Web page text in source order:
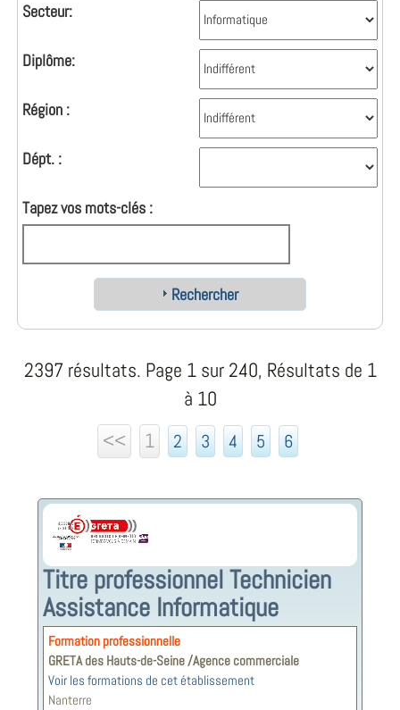
Secteur:
Diplôme:
Région :
Dépt. :
Tapez vos mots-clés :
Rechercher
2397 résultats. Page 1 sur 240, Résultats de 1
à 10
<<
1 2 3 4 5 6
Titre professionnel Technicien
Assistance Informatique
Formation professionnelle
GRETA des Hauts-de-Seine /Agence commerciale
Voir les formations de cet établissement
Nanterre